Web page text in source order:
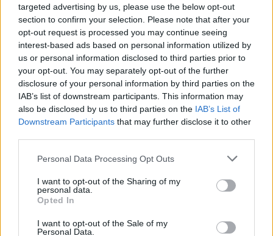
targeted advertising by us, please use the below opt-out
section to confirm your selection. Please note that after your
opt-out request is processed you may continue seeing
interest-based ads based on personal information utilized by
us or personal information disclosed to third parties prior to
your opt-out. You may separately opt-out of the further
disclosure of your personal information by third parties on the
IAB’s list of downstream participants. This information may
also be disclosed by us to third parties on the IAB’s List of
Downstream Participants that may further disclose it to other
Please note that this website/app uses one or more Google
not limited to your visit or usage behaviour. You may click to
grant or deny consent to Google and its third-party tags to
use your data for below specified purposes in below Google
consent section.
Personal Data Processing Opt Outs
I want to opt-out of the Sharing of my
personal data.
Opted In
I want to opt-out of the Sale of my
Personal Data.
vant til å levere raskt.
Har du i tillegg erfaring med webredigering og
publisering på sosiale medier, er det en fordel.
Hva slags oppdrag?
Resultatsaker fra konkurranser og (kortere)
nyhetssaker på frilansbasis.
Hvordan søke?
Send en e-post med informasjon om deg og
hvorfor vi bør velge akkurat deg, samt en eller flere
tekster du har skrevet. Send søknad og tekster til
Theresa